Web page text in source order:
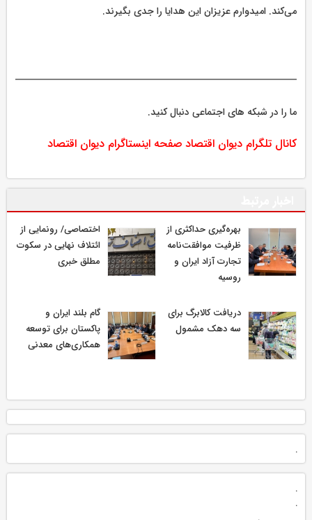
می‌کند. امیدوارم عزیزان این هدایا را جدی بگیرند.
ما را در شبکه های اجتماعی دنبال کنید.
کانال تلگرام دیوان اقتصاد صفحه اینستاگرام دیوان اقتصاد
بهره‌گیری حداکثری از
ظرفیت موافقت‌نامه
تجارت آزاد ایران و
روسیه
اختصاصی/ رونمایی از
ائتلاف‌ نهایی در سکوت
مطلق خبری
دریافت کالابرگ برای
سه دهک مشمول
گام بلند ایران و
پاکستان برای توسعه
همکاری‌های معدنی
.
.
.
.